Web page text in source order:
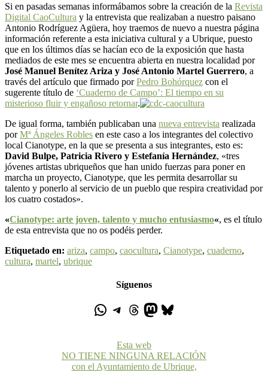
Si en pasadas semanas informábamos sobre la creación de la Revista
Digital CaoCultura y la entrevista que realizaban a nuestro paisano
Antonio Rodríguez Agüera, hoy traemos de nuevo a nuestra página
información referente a esta iniciativa cultural y a Ubrique, puesto
que en los últimos días se hacían eco de la exposición que hasta
mediados de este mes se encuentra abierta en nuestra localidad por
José Manuel Benítez Ariza y José Antonio Martel Guerrero, a
través del artículo que firmado porPedro Bohórquez con el
sugerente título de ‘Cuaderno de Campo’: El tiempo en su
misterioso fluir y engañoso retornar.
De igual forma, también publicaban una nueva entrevista realizada
porMª Ángeles Robles en este caso a los integrantes del colectivo
local Cianotype, en la que se presenta a sus integrantes, esto es:
David Bulpe, Patricia Rivero y Estefanía Hernández, «tres
jóvenes artistas ubriqueños que han unido fuerzas para poner en
marcha un proyecto, Cianotype, que les permita desarrollar su
talento y ponerlo al servicio de un pueblo que respira creatividad por
los cuatro costados».
«Cianotype: arte joven, talento y mucho entusiasmo«, es el título
de esta entrevista que no os podéis perder.
Etiquetado en: ariza, campo, caocultura, Cianotype, cuaderno,
cultura, martel, ubrique
Síguenos
Esta web
NO TIENE NINGUNA RELACIÓN
con el Ayuntamiento de Ubrique,